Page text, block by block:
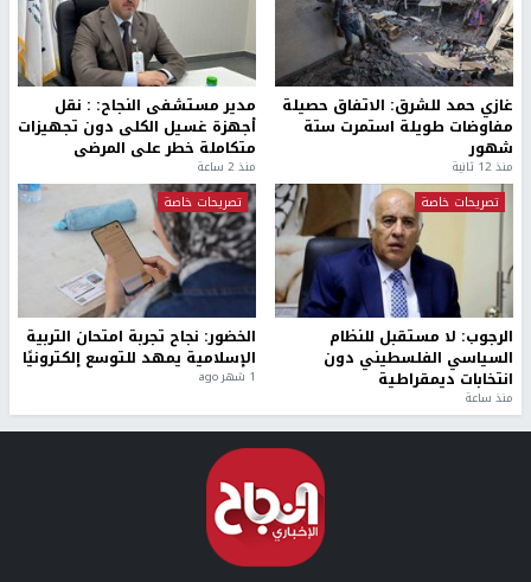
غازي حمد للشرق: الاتفاق حصيلة
مفاوضات طويلة استمرت ستة
شهور
منذ 12 ثانية
مدير مستشفى النجاح: : نقل
أجهزة غسيل الكلى دون تجهيزات
متكاملة خطر على المرضى
منذ 2 ساعة
تصريحات خاصة
الرجوب: لا مستقبل للنظام
السياسي الفلسطيني دون
انتخابات ديمقراطية
منذ ساعة
تصريحات خاصة
الخضور: نجاح تجربة امتحان التربية
الإسلامية يمهد للتوسع إلكترونيًا
1 شهر ago